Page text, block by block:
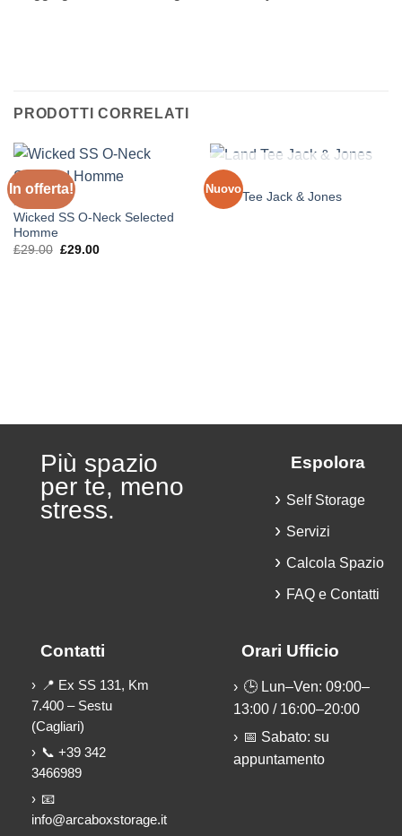
PRODOTTI CORRELATI
In offerta!
MEN
Wicked SS O-Neck Selected
Homme
£29.00 Il
£29.00Il
Nuovo
Land Tee Jack & Jones
Più spazio
per te, meno
stress.
Espolora
Self Storage
Servizi
Calcola Spazio
FAQ e Contatti
Contatti
📍 Ex SS 131, Km
7.400 – Sestu
(Cagliari)
📞 +39 342
3466989
📧
info@arcaboxstorage.it
Orari Ufficio
🕒 Lun–Ven: 09:00–
13:00 / 16:00–20:00
📅 Sabato: su
appuntamento